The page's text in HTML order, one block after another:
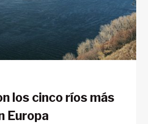
los cinco ríos más
Europa